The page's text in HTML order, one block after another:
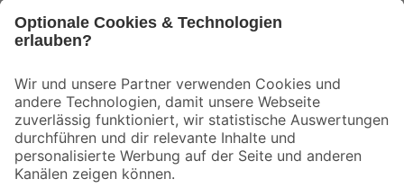
Der toom Newsletter: Keine Angebote und Aktionen mehr verpassen!
Zur Newsletter Anmeldung
Folge uns